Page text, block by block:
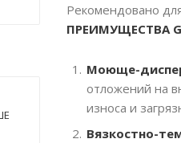
Рекомендовано
ПРЕИМУЩЕСТВА
Моюще-
отложений на
износа и
Вязкостно-